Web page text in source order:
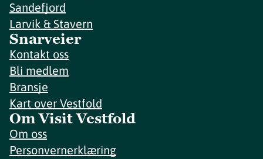
Sandefjord
Larvik & Stavern
Snarveier
Kontakt oss
Bli medlem
Bransje
Kart over Vestfold
Om Visit Vestfold
Om oss
Personvernerklæring